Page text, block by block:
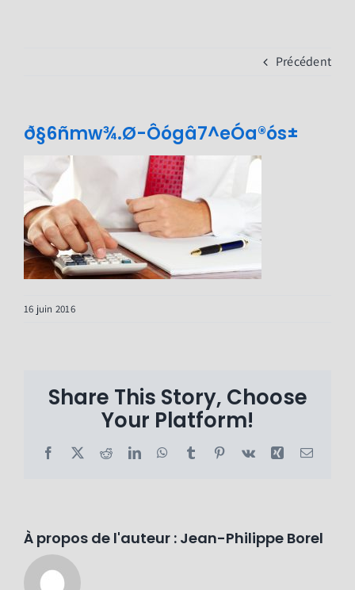
Précédent
ð§6ñmw¾.Ø-Ôógâ7^eÓa®ós­±
16 juin 2016
Share This Story, Choose
Your Platform!
Facebook
X RedditLinkedInWhatsApp
Tumblr Pinterest
Vk Xing Email
À propos de l'auteur : Jean-Philippe Borel